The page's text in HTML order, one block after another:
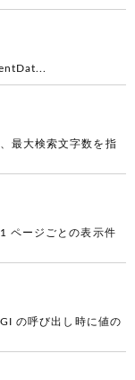
最大検索文字数を指
ページごとの表示件
の呼び出し時に値の